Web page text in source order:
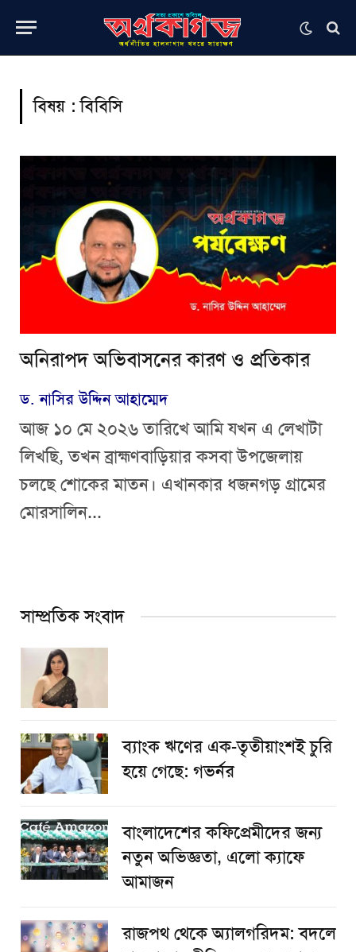
বিষয় :বিবিসি
অনিরাপদ অভিবাসনের কারণ ও প্রতিকার
ড. নাসির উদ্দিন আহাম্মেদ
আজ ১০ মে ২০২৬ তারিখে আমি যখন এ লেখাটা
লিখছি, তখন ব্রাহ্মণবাড়িয়ার কসবা উপজেলায়
চলছে শোকের মাতন। এখানকার ধজনগড় গ্রামের
মোরসালিন...
সাম্প্রতিক সংবাদ
ব্যাংক ঋণের এক-তৃতীয়াংশই চুরি
হয়ে গেছে: গভর্নর
বাংলাদেশের কফিপ্রেমীদের জন্য
নতুন অভিজ্ঞতা, এলো ক্যাফে
আমাজন
রাজপথ থেকে অ্যালগরিদম: বদলে